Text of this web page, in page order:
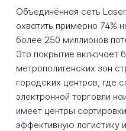
Объединённая сеть
охватить примерно 74%
более 250 миллионов
Это покрытие включает
метрополитенских зон
городских центров, где
электронной торговли
имеет центры
эффективную логистику